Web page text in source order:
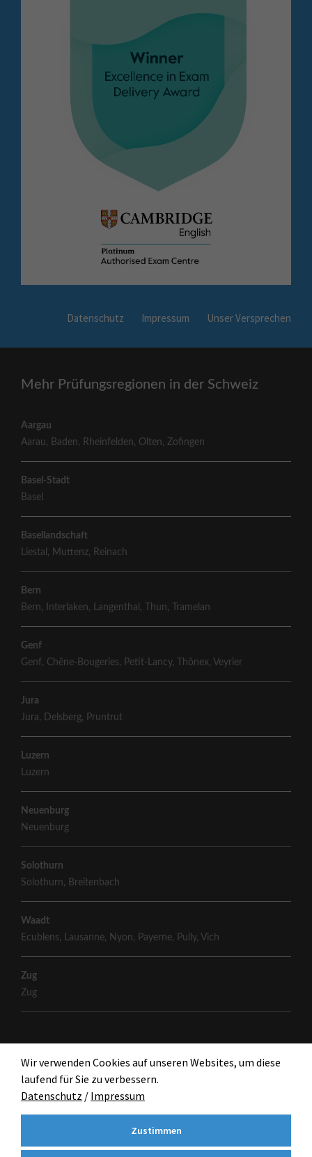
Datenschutz Impressum Unser Versprechen
Mehr Prüfungsregionen in der Schweiz
Aargau
Aarau, Baden, Rheinfelden, Olten,Zofingen
Basel-Stadt
Basel
Basellandschaft
Liestal , Muttenz, Reinach
Bern
Bern, Interlaken, Langenthal , Thun, Tramelan
Genf
Genf, Chêne-Bougeries, Petit-Lancy, Thônex, Veyrier
Jura
Jura, Delsberg, Pruntrut
Luzern
Luzern
Neuenburg
Neuenburg
Solothurn
Solothurn, Breitenbach
Waadt
Ecublens, Lausanne, Nyon, Payerne, Pully, Vich
Zug
Zug
Wir verwenden Cookies auf unseren Websites, um diese
laufend für Sie zu verbessern.
Datenschutz / Impressum
Zustimmen